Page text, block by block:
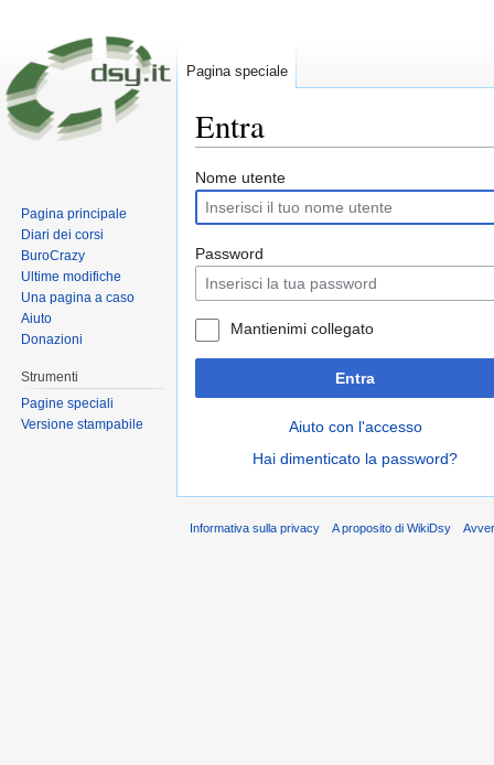
Entra
Nome utente
Password
Mantienimi collegato
Entra
Aiuto con l'accesso
Hai dimenticato la password?
Pagina speciale
Pagina principale
Diari dei corsi
BuroCrazy
Ultime modifiche
Una pagina a caso
Aiuto
Donazioni
Strumenti
Pagine speciali
Versione stampabile
Informativa sulla privacy A proposito di WikiDsy